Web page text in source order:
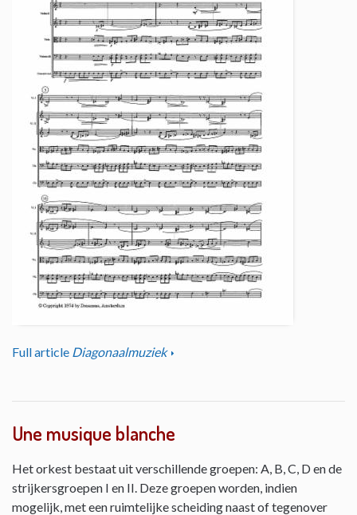
Full article Diagonaalmuziek
Une musique blanche
Het orkest bestaat uit verschillende groepen: A, B, C, D en de
strijkersgroepen I en II. Deze groepen worden, indien
mogelijk, met een ruimtelijke scheiding naast of tegenover